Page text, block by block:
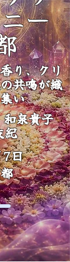
ー
り、クリ
共鳴が織
い
泉貴子
紀
日